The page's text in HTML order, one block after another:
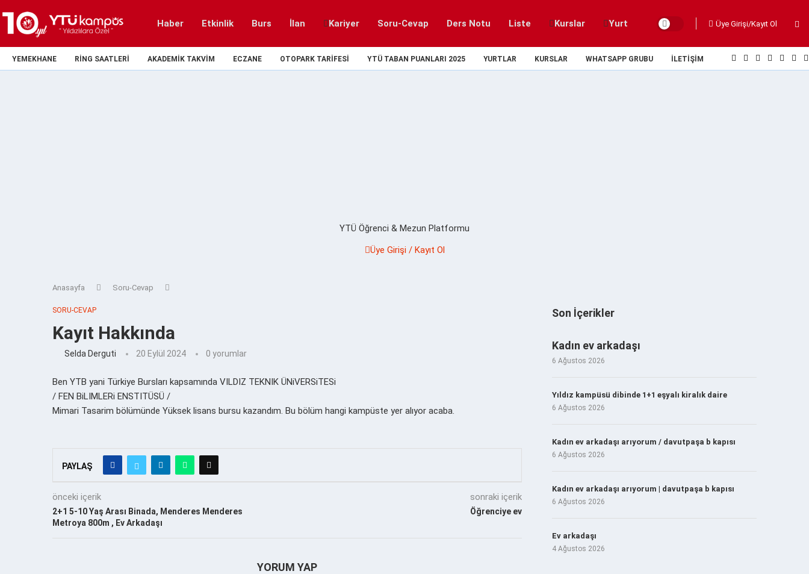
Haber Etkinlik Burs İlan Kariyer Soru-Cevap Ders Notu Liste Kurslar Yurt Üye Girişi/Kayıt Ol
YEMEKHANE RING SAATLERI AKADEMIK TAKVIM ECZANE OTOPARK TARIFESI YTÜ TABAN PUANLARI 2025 YURTLAR KURSLAR WHATSAPP GRUBU İLETIŞIM
YTÜ Öğrenci & Mezun Platformu
Üye Girişi / Kayıt Ol
Anasayfa Soru-Cevap
SORU-CEVAP
Kayıt Hakkında
Selda Derguti 20 Eylül 2024 0 yorumlar
Ben YTB yani Türkiye Bursları kapsamında VILDIZ TEKNIK ÜNiVERSiTESi
/ FEN BiLIMLERi ENSTITÜSÜ /
Mimari Tasarim bölümünde Yüksek lisans bursu kazandım. Bu bölüm hangi kampüste yer alıyor acaba.
PAYLAŞ
önceki içerik
2+1 5-10 Yaş Arası Binada, Menderes Menderes
Metroya 800m , Ev Arkadaşı
sonraki içerik
Öğrenciye ev
YORUM YAP
Son İçerikler
Kadın ev arkadaşı
6 Ağustos 2026
Yıldız kampüsü dibinde 1+1 eşyalı kiralık daire
6 Ağustos 2026
Kadın ev arkadaşı arıyorum / davutpaşa b kapısı
6 Ağustos 2026
Kadın ev arkadaşı arıyorum | davutpaşa b kapısı
6 Ağustos 2026
Ev arkadaşı
4 Ağustos 2026